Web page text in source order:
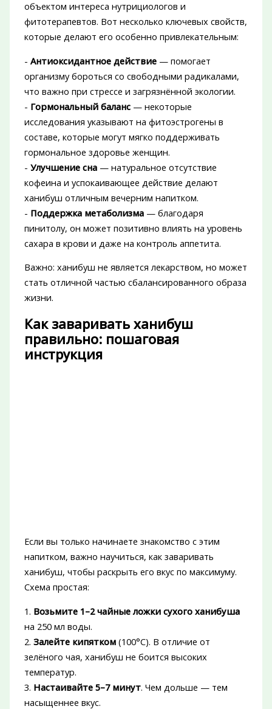
объектом интереса нутрициологов и
фитотерапевтов. Вот несколько ключевых свойств,
которые делают его особенно привлекательным:
- Антиоксидантное действие— помогает
организму бороться со свободными радикалами,
что важно при стрессе и загрязнённой экологии.
- Гормональный баланс— некоторые
исследования указывают на фитоэстрогены в
составе, которые могут мягко поддерживать
гормональное здоровье женщин.
- Улучшение сна— натуральное отсутствие
кофеина и успокаивающее действие делают
ханибуш отличным вечерним напитком.
- Поддержка метаболизма— благодаря
пинитолу, он может позитивно влиять на уровень
сахара в крови и даже на контроль аппетита.
Важно: ханибуш не является лекарством, но может
стать отличной частью сбалансированного образа
жизни.
Как заваривать ханибуш
правильно: пошаговая
инструкция
Если вы только начинаете знакомство с этим
напитком, важно научиться, как заваривать
ханибуш, чтобы раскрыть его вкус по максимуму.
Схема простая:
1. Возьмите 1–2 чайные ложки сухого ханибуша
на 250 мл воды.
2. Залейте кипятком(100°C). В отличие от
зелёного чая, ханибуш не боится высоких
температур.
3. Настаивайте 5–7 минут. Чем дольше — тем
насыщеннее вкус.